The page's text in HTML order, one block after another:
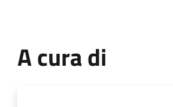
A cura di